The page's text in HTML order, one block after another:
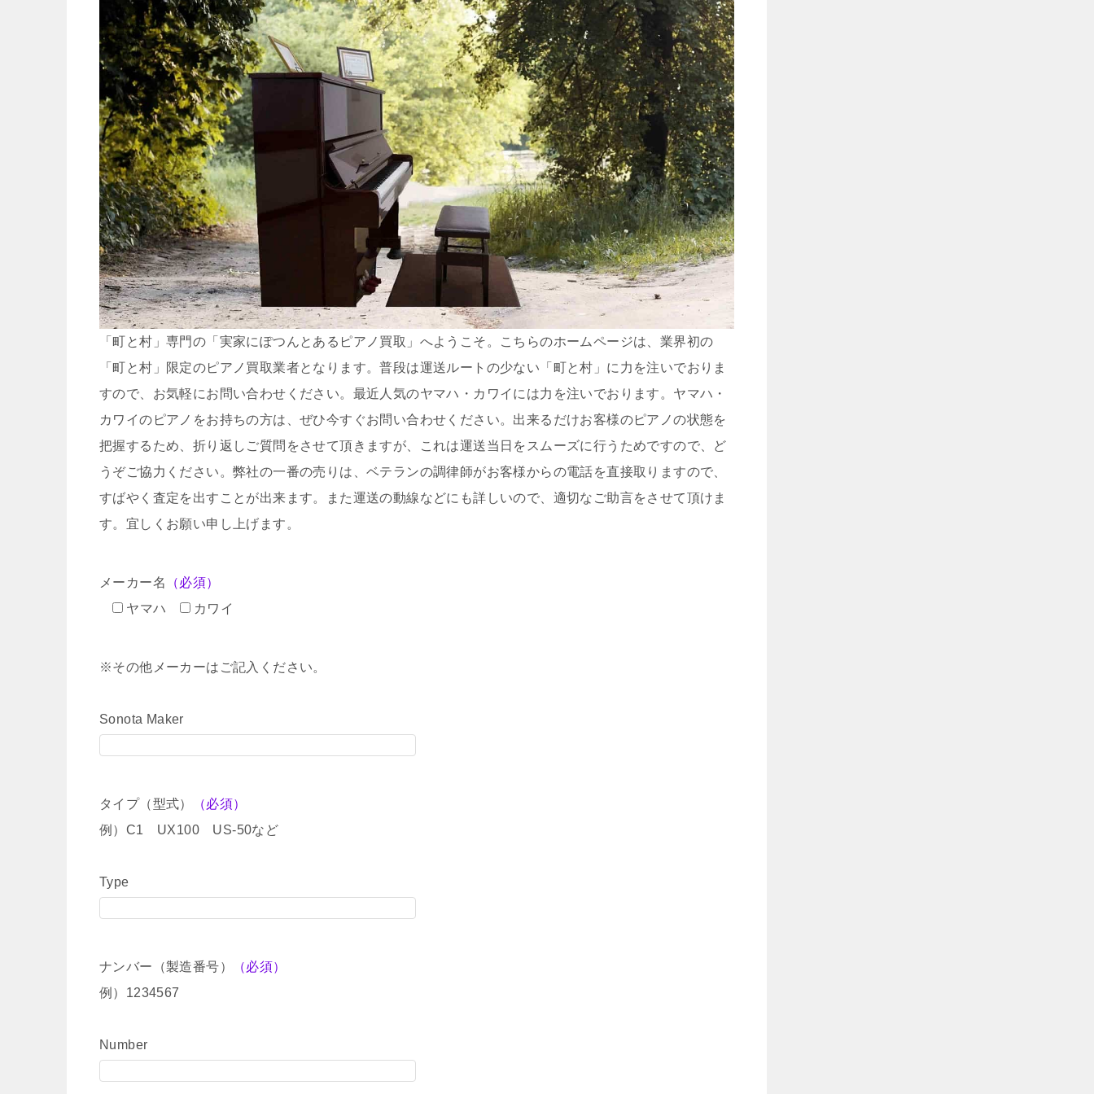
「町と村」専門の「実家にぽつんとあるピアノ買取」へようこそ。こちらのホームページは、業界初の
「町と村」限定のピアノ買取業者となります。普段は運送ルートの少ない「町と村」に力を注いでおりま
すので、お気軽にお問い合わせください。最近人気のヤマハ・カワイには力を注いでおります。ヤマハ・
カワイのピアノをお持ちの方は、ぜひ今すぐお問い合わせください。出来るだけお客様のピアノの状態を
把握するため、折り返しご質問をさせて頂きますが、これは運送当日をスムーズに行うためですので、ど
うぞご協力ください。弊社の一番の売りは、ベテランの調律師がお客様からの電話を直接取りますので、
すばやく査定を出すことが出来ます。また運送の動線などにも詳しいので、適切なご助言をさせて頂けま
す。宜しくお願い申し上げます。
メーカー名
（必須）
ヤマハ
カワイ
※その他メーカーはご記入ください。
Sonota Maker
タイプ（型式）
（必須）
例）C1 UX100 US-50など
Type
ナンバー（製造番号）
（必須）
例）1234567
Number